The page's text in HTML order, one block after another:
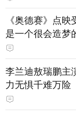
《奥德赛》点
是一个很会造梦
李兰迪敖瑞鹏主
力无惧千难万险